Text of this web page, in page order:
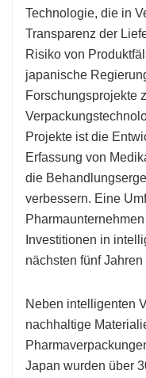
Technologie, die in
Transparenz der
Risiko von
japanische
Forschungsprojekte
Projekte ist die
Erfassung von
die
verbessern. Eine
Investitionen in
nächsten fünf
Neben intelligenten
nachhaltige
Japan wurden über